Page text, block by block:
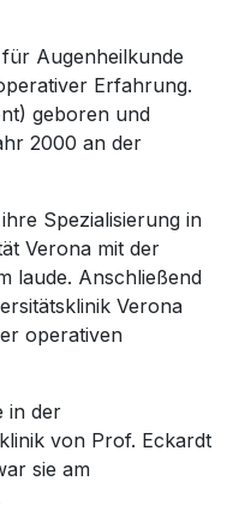
Augenheilkunde
Erfahrung.
geboren und
2000 an der
Spezialisierung in
Verona mit der
laude. Anschließend
Verona
operativen
in der
von Prof. Eckardt
sie am